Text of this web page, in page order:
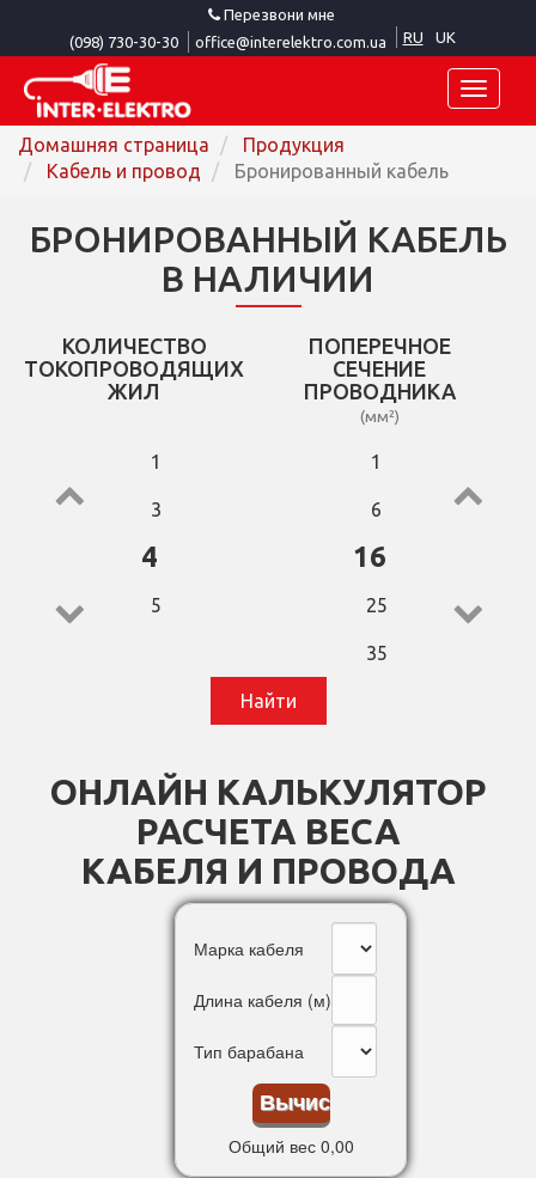
Перезвони мне
(098) 730-30-30
office@interelektro.com.ua RU UK
Toggle
Домашняя страница
Продукция
Кабель и провод
Бронированный кабель
БРОНИРОВАННЫЙ КАБЕЛЬ
В НАЛИЧИИ
КОЛИЧЕСТВО
ТОКОПРОВОДЯЩИХ
ЖИЛ
ПОПЕРЕЧНОЕ
СЕЧЕНИЕ
ПРОВОДНИКА
(мм²)
1
3
4
5
1
6
16
25
35
95
120
150
185
Найти
ОНЛАЙН КАЛЬКУЛЯТОР
РАСЧЕТА ВЕСА
КАБЕЛЯ И ПРОВОДА
Марка кабеля
Длина кабеля (м)
Тип барабана
Общий вес 0,00